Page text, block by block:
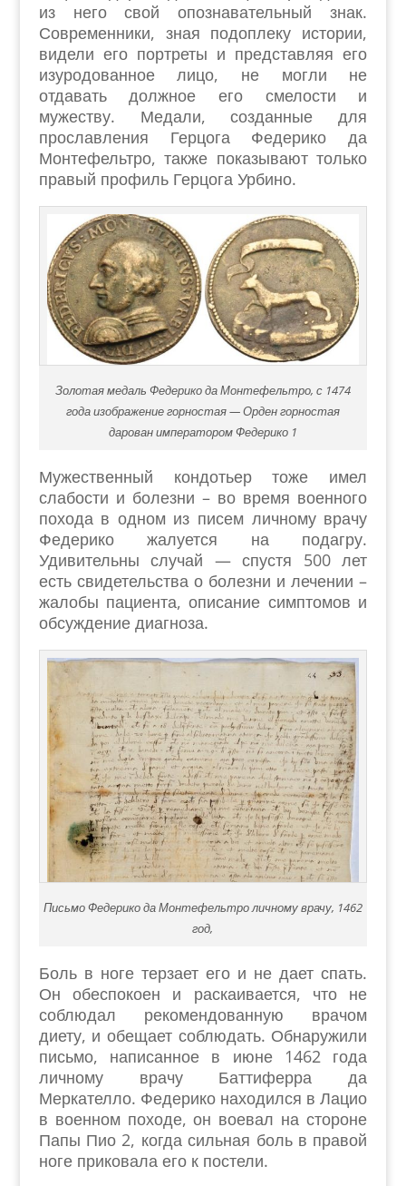
из него свой опознавательный знак.
Современники, зная подоплеку истории,
видели его портреты и представляя его
изуродованное лицо, не могли не
отдавать должное его смелости и
мужеству. Медали, созданные для
прославления Герцога Федерико да
Монтефельтро, также показывают только
правый профиль Герцога Урбино.
Золотая медаль Федерико да Монтефельтро, с 1474
года изображение горностая — Орден горностая
дарован императором Федерико 1
Мужественный кондотьер тоже имел
слабости и болезни – во время военного
похода в одном из писем личному врачу
Федерико жалуется на подагру.
Удивительны случай — спустя 500 лет
есть свидетельства о болезни и лечении –
жалобы пациента, описание симптомов и
обсуждение диагноза.
Письмо Федерико да Монтефельтро личному врачу, 1462
год,
Боль в ноге терзает его и не дает спать.
Он обеспокоен и раскаивается, что не
соблюдал рекомендованную врачом
диету, и обещает соблюдать. Обнаружили
письмо, написанное в июне 1462 года
личному врачу Баттиферра да
Меркателло. Федерико находился в Лацио
в военном походе, он воевал на стороне
Папы Пио 2, когда сильная боль в правой
ноге приковала его к постели.